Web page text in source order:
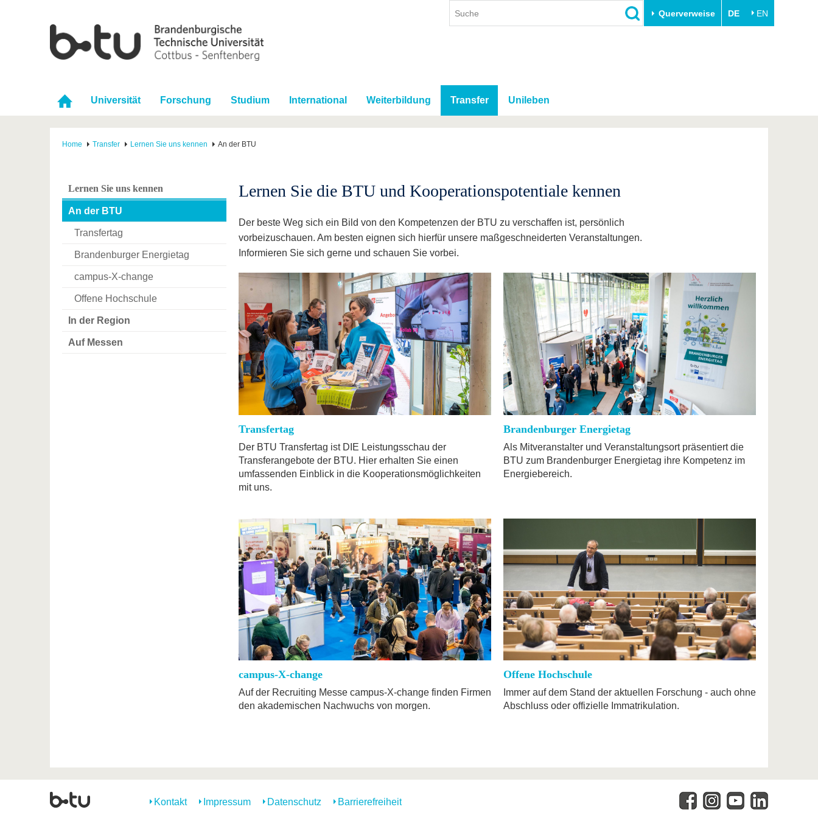
Querverweise DE EN
Universität Forschung Studium International Weiterbildung Transfer Unileben
Home Transfer Lernen Sie uns kennen An der BTU
Lernen Sie uns kennen
An der BTU
Transfertag
Brandenburger Energietag
campus-X-change
Offene Hochschule
In der Region
Auf Messen
Lernen Sie die BTU und Kooperationspotentiale kennen
Der beste Weg sich ein Bild von den Kompetenzen der BTU zu verschaffen ist, persönlich
vorbeizuschauen. Am besten eignen sich hierfür unsere maßgeschneiderten Veranstaltungen.
Informieren Sie sich gerne und schauen Sie vorbei.
Transfertag
Der BTU Transfertag ist DIE Leistungsschau der
Transferangebote der BTU. Hier erhalten Sie einen
umfassenden Einblick in die Kooperationsmöglichkeiten
mit uns.
Brandenburger Energietag
Als Mitveranstalter und Veranstaltungsort präsentiert die
BTU zum Brandenburger Energietag ihre Kompetenz im
Energiebereich.
campus-X-change
Auf der Recruiting Messe campus-X-change finden Firmen
den akademischen Nachwuchs von morgen.
Offene Hochschule
Immer auf dem Stand der aktuellen Forschung - auch ohne
Abschluss oder offizielle Immatrikulation.
Kontakt Impressum Datenschutz Barrierefreiheit